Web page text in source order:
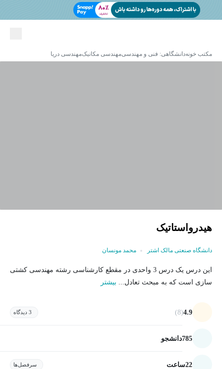
مکتب خونهدانشگاهی: فنی و مهندسیمهندسی مکانیکمهندسی دریا
هیدرواستاتیک
دانشگاه صنعتی مالک اشتر محمد مونسان
اين درس يک درس 3 واحدی در مقطع کارشناسی رشته مهندسی کشتی
سازی است که به مبحث تعادل... بیشتر
4.9
(8) 3 دیدگاه
785دانشجو
22ساعت سرفصل‌ها